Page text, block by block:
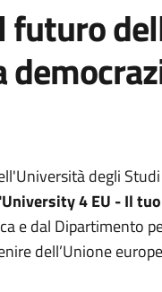
futuro
degli
4 EU - Il
e dal Dipartimento
dell’Unione